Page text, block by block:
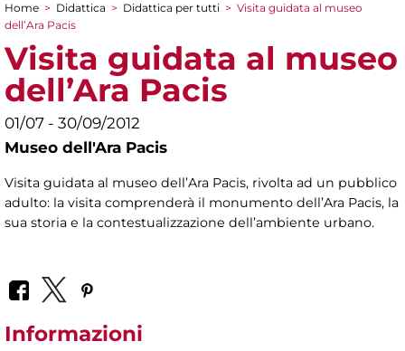
Tu sei qui
Home > Didattica > Didattica per tutti > Visita guidata al museo
dell’Ara Pacis
Visita guidata al museo
dell’Ara Pacis
01/07 - 30/09/2012
Museo dell'Ara Pacis
Visita guidata al museo dell’Ara Pacis, rivolta ad un pubblico
adulto: la visita comprenderà il monumento dell’Ara Pacis, la
sua storia e la contestualizzazione dell’ambiente urbano.
Informazioni